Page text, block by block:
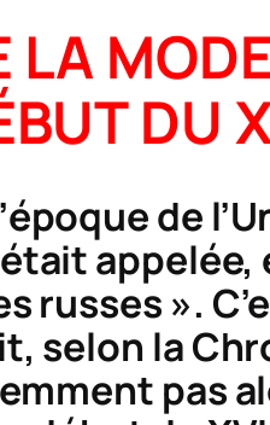
LA
DU
de
».
selon la
pas